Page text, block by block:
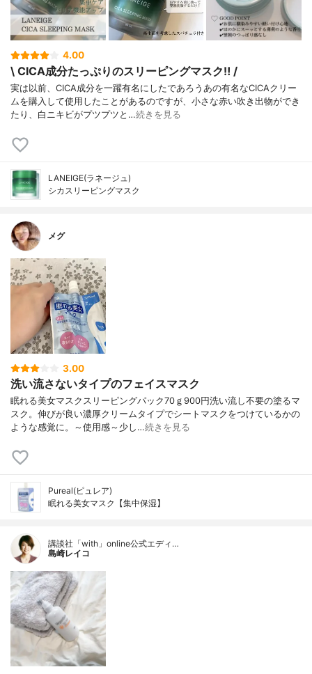
4.00
\ CICA成分たっぷりのスリーピングマスク‼︎ /
実は以前、CICA成分を一躍有名にしたであろうあの有名なCICAクリー
ムを購入して使用したことがあるのですが、小さな赤い吹き出物ができ
たり、白ニキビがプツプツと…続きを見る
LANEIGE(ラネージュ)
シカスリーピングマスク
メグ
3.00
洗い流さないタイプのフェイスマスク
眠れる美女マスクスリーピングパック70ｇ900円洗い流し不要の塗るマ
スク。伸びが良い濃厚クリームタイプでシートマスクをつけているかの
ような感覚に。～使用感～少し…続きを見る
Pureal(ピュレア)
眠れる美女マスク【集中保湿】
講談社「with」online公式エディ…
島崎レイコ